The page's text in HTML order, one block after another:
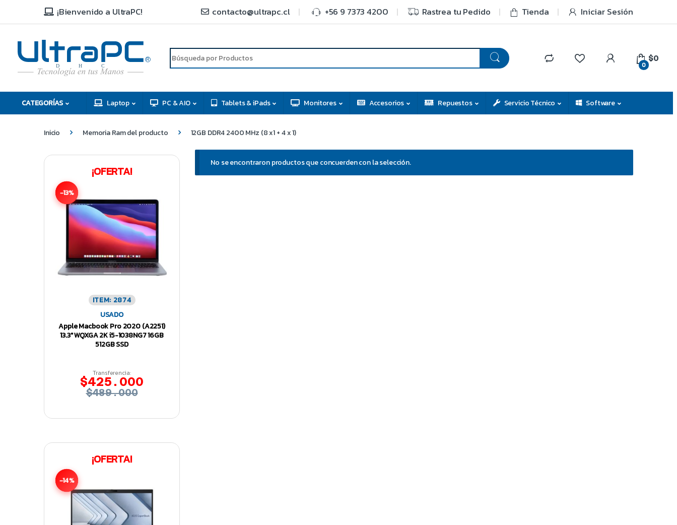
¡Bienvenido a UltraPC! contacto@ultrapc.cl +56 9 7373 4200 Rastrea tu Pedido Tienda Iniciar Sesión
C
H
D
R
0
$0
CATEGORÍAS Laptop PC & AIO Tablets & iPads Monitores Accesorios Repuestos Servicio Técnico Software
Inicio Memoria Ram del producto 12GB DDR4 2400 MHz (8 x1 + 4 x 1)
No se encontraron productos que concuerden con la selección.
¡OFERTA!
-13%
ITEM: 2874
USADO
Apple Macbook Pro 2020 (A2251)
13.3″ WQXGA 2K i5-1038NG7 16GB
512GB SSD
Transferencia:
$425.000
$489.000
¡OFERTA!
-14%